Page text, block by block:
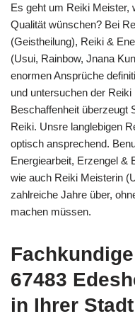
Es geht um Reiki Meister,
Qualität wünschen? Bei
(Geistheilung), Reiki &
(Usui, Rainbow, Jnana
enormen Ansprüche
und untersuchen der
Beschaffenheit überzeugt
Reiki. Unsre langlebigen
optisch ansprechend.
Energiearbeit, Erzengel &
wie auch Reiki Meisterin
zahlreiche Jahre über,
machen müssen.
67483
in Ihrer Stadt